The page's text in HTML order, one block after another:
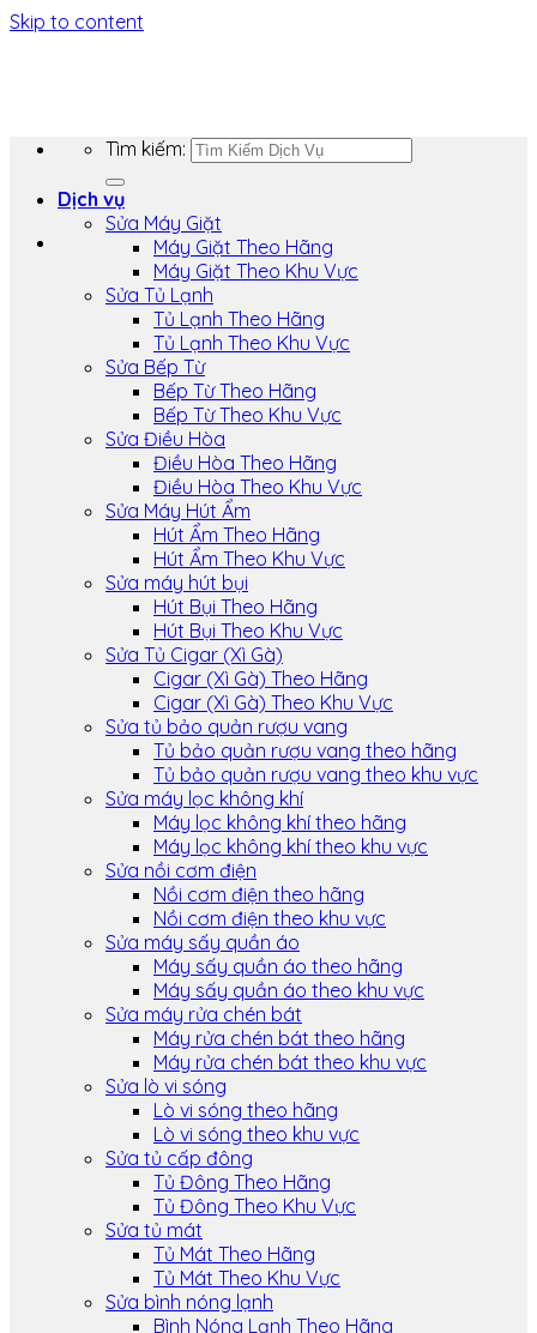
Skip to content
Tìm kiếm:
Dịch vụ
Sửa Máy Giặt
Máy Giặt Theo Hãng
Máy Giặt Theo Khu Vực
Sửa Tủ Lạnh
Tủ Lạnh Theo Hãng
Tủ Lạnh Theo Khu Vực
Sửa Bếp Từ
Bếp Từ Theo Hãng
Bếp Từ Theo Khu Vực
Sửa Điều Hòa
Điều Hòa Theo Hãng
Điều Hòa Theo Khu Vực
Sửa Máy Hút Ẩm
Hút Ẩm Theo Hãng
Hút Ẩm Theo Khu Vực
Sửa máy hút bụi
Hút Bụi Theo Hãng
Hút Bụi Theo Khu Vực
Sửa Tủ Cigar (Xì Gà)
Cigar (Xì Gà) Theo Hãng
Cigar (Xì Gà) Theo Khu Vực
Sửa tủ bảo quản rượu vang
Tủ bảo quản rượu vang theo hãng
Tủ bảo quản rượu vang theo khu vực
Sửa máy lọc không khí
Máy lọc không khí theo hãng
Máy lọc không khí theo khu vực
Sửa nồi cơm điện
Nồi cơm điện theo hãng
Nồi cơm điện theo khu vực
Sửa máy sấy quần áo
Máy sấy quần áo theo hãng
Máy sấy quần áo theo khu vực
Sửa máy rửa chén bát
Máy rửa chén bát theo hãng
Máy rửa chén bát theo khu vực
Sửa lò vi sóng
Lò vi sóng theo hãng
Lò vi sóng theo khu vực
Sửa tủ cấp đông
Tủ Đông Theo Hãng
Tủ Đông Theo Khu Vực
Sửa tủ mát
Tủ Mát Theo Hãng
Tủ Mát Theo Khu Vực
Sửa bình nóng lạnh
Bình Nóng Lạnh Theo Hãng